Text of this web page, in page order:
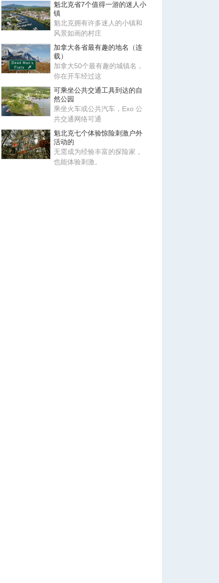
魁北克省7个值得一游的迷人小
镇
魁北克拥有许多迷人的小镇和
风景如画的村庄
加拿大各省最有趣的地名（连
载）
加拿大50个最有趣的城镇名，
你在开车经过这
可乘坐公共交通工具到达的自
然公园
乘坐火车或公共汽车，Exo 公
共交通网络可通
魁北克七个体验惊险刺激户外
活动的
无需成为经验丰富的探险家，
也能体验刺激。